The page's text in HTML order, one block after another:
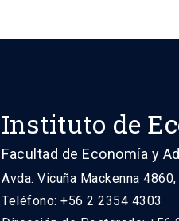
Instituto de
Facultad de Economía y
Avda. Vicuña Mackenna
Teléfono: +56 2 2354 4303